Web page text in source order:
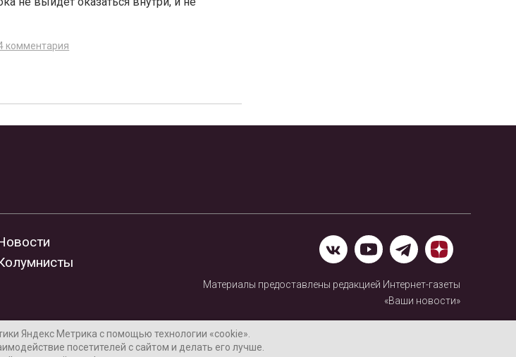
комментария
Материалы предоставлены редакцией Интернет-газеты
«Ваши новости»
Нашли ошибку? Выделите ее и нажмите Ctrl+Enter
Яндекс Метрика с помощью технологии «cookie».
посетителей с сайтом и делать его лучше.